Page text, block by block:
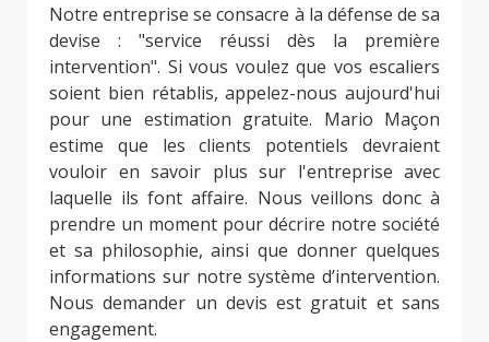
Notre entreprise se consacre à la défense de sa
devise : "service réussi dès la première
intervention". Si vous voulez que vos escaliers
soient bien rétablis, appelez-nous aujourd'hui
pour une estimation gratuite. Mario Maçon
estime que les clients potentiels devraient
vouloir en savoir plus sur l'entreprise avec
laquelle ils font affaire. Nous veillons donc à
prendre un moment pour décrire notre société
et sa philosophie, ainsi que donner quelques
informations sur notre système d’intervention.
Nous demander un devis est gratuit et sans
engagement.